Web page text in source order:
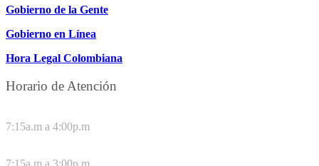
Gobierno de la Gente
Gobierno en Línea
Hora Legal Colombiana
Horario de Atención
7:15a.m a 4:00p.m
7:15a.m a 3:00p.m